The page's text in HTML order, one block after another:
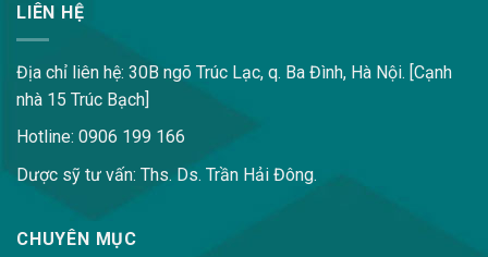
LIÊN HỆ
Địa chỉ liên hệ: 30B ngõ Trúc Lạc, q. Ba Đình, Hà Nội. [Cạnh
nhà 15 Trúc Bạch]
Hotline: 0906 199 166
Dược sỹ tư vấn: Ths. Ds. Trần Hải Đông.
CHUYÊN MỤC